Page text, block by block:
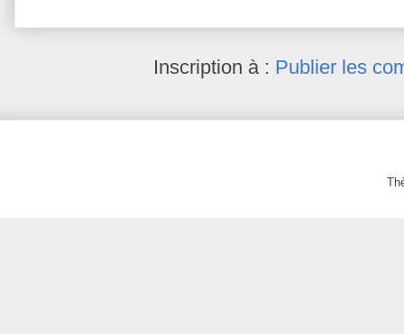
Inscription à : Publier les